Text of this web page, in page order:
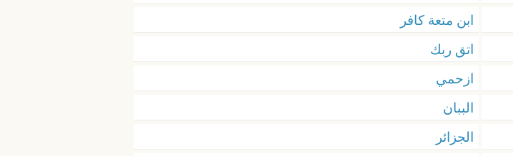
ابن متعة كافر
اتق ربك
ازحمي
الببان
الجزائر